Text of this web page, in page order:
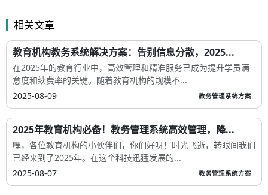
相关文章
教育机构教务系统解决方案：告别信息分散，2025...
在2025年的教育行业中，高效管理和精准服务已成为提升学员满
意度和续费率的关键。随着教育机构的规模不...
2025-08-09
教务管理系统方案
2025年教育机构必备！教务管理系统高效管理，降...
嘿，各位教育机构的小伙伴们，你们好呀！时光飞逝，转眼间我们
已经来到了2025年。在这个科技迅猛发展的...
2025-08-07
教务管理系统方案